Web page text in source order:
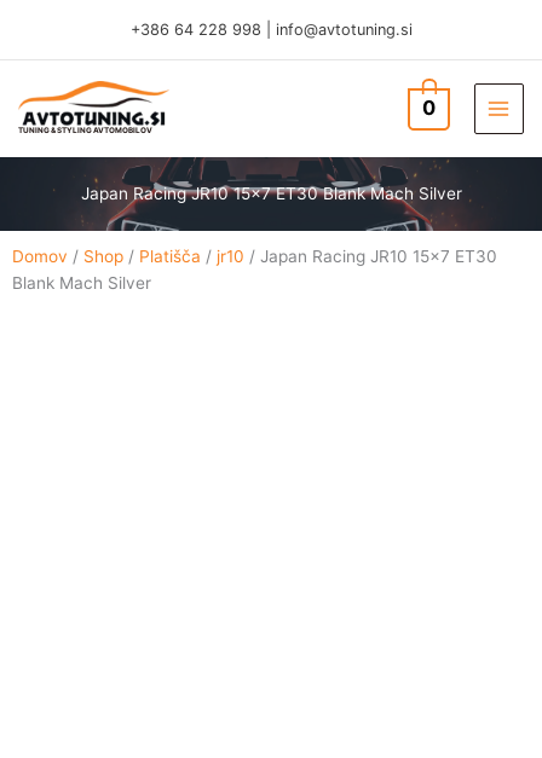
content
+386 64 228 998 info@avtotuning.si
TUNING & STYLING AVTOMOBILOV
0
Japan Racing JR10 15×7 ET30 Blank Mach Silver
Domov / Shop / Platišča / jr10 / Japan Racing JR10 15×7 ET30
Blank Mach Silver